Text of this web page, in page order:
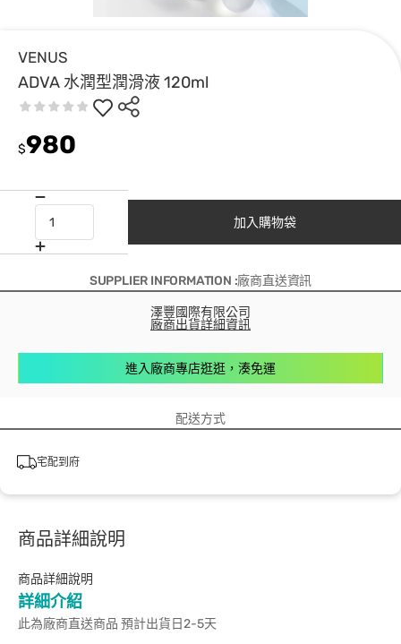
VENUS
ADVA 水潤型潤滑液 120ml
$980
加入購物袋
SUPPLIER INFORMATION :廠商直送資訊
澤豐國際有限公司
廠商出貨詳細資訊
進入廠商專店逛逛，湊免運
配送方式
宅配到府
商品詳細說明
商品詳細說明
詳細介紹
此為廠商直送商品 預計出貨日2-5天